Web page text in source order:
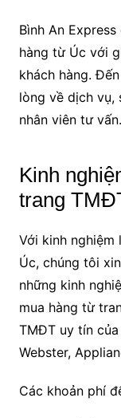
Bình An
hàng từ Úc với
khách hàng.
lòng về dịch vụ,
nhân viên tư vấn.
Kinh
trang
Với kinh nghiệm
Úc, chúng tôi
những kinh
mua hàng từ
TMĐT uy tín của
Webster,
Các khoản phí